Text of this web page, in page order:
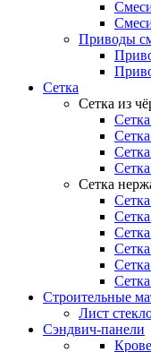
Приводы
Сетка
Сетка из
Сетка
Строительные
Лист
Сэндвич-панели